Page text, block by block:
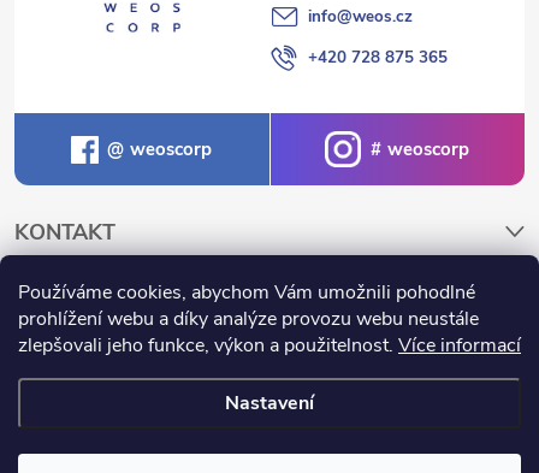
Používáme cookies, abychom Vám umožnili pohodlné
prohlížení webu a díky analýze provozu webu neustále
zlepšovali jeho funkce, výkon a použitelnost. Více informací
Nastavení
info@weos.cz
+420 728 875 365
weoscorp weoscorp
KONTAKT
NAKUPOVÁNÍ A INFORMACE